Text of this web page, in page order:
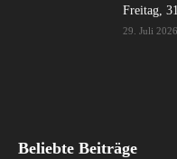
Freitag,
29. Juli 2026
Beliebte Beiträge